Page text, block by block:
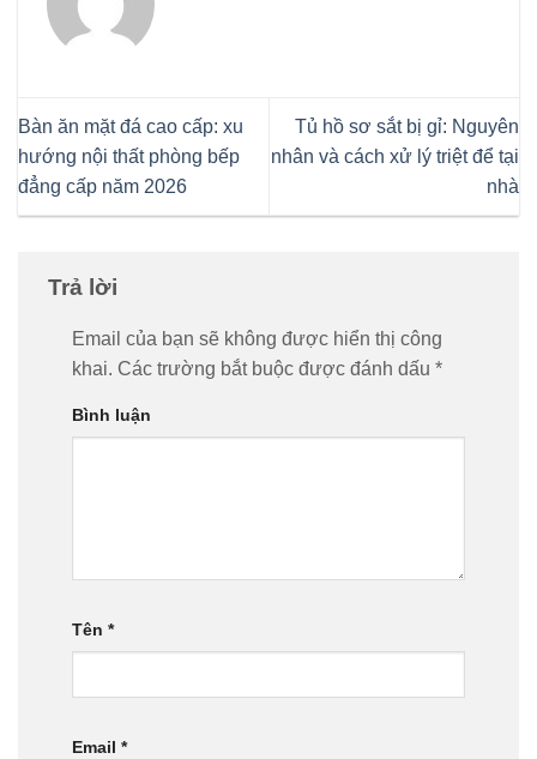
Bàn ăn mặt đá cao cấp: xu
hướng nội thất phòng bếp
đẳng cấp năm 2026
Tủ hồ sơ sắt bị gỉ: Nguyên
nhân và cách xử lý triệt để tại
nhà
Trả lời
Email của bạn sẽ không được hiển thị công
khai. Các trường bắt buộc được đánh dấu *
Bình luận
Tên *
Email *